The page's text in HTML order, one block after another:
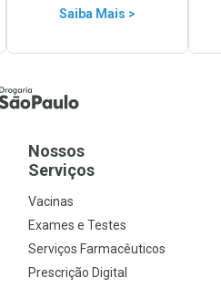
Saiba Mais >
Home
Nossos
Serviços
Vacinas
Exames e Testes
Serviços Farmacêuticos
Prescrição Digital